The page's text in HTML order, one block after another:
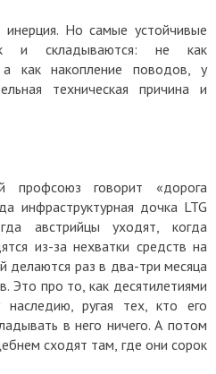
Но самые устойчивые
и складываются: не как
как накопление поводов, у
техническая причина и
профсоюз говорит «дорога
инфраструктурная дочка LTG
австрийцы уходят, когда
из-за нехватки средств на
делаются раз в два-три месяца
Это про то, как десятилетиями
ругая тех, кто его
в него ничего. А потом
сходят там, где они сорок